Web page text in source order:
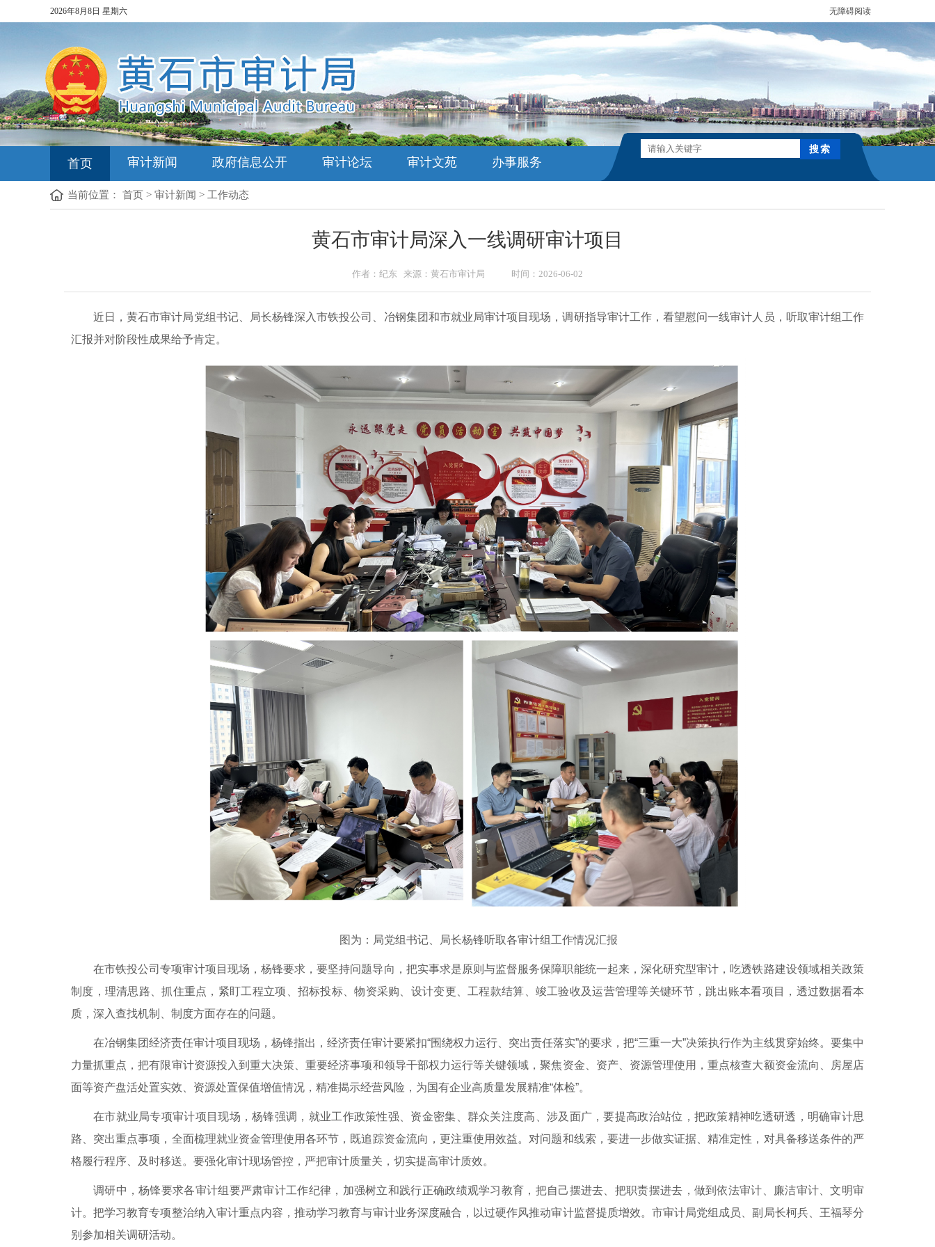
2026年8月8日 星期六 无障碍阅读
首页 审计新闻 政府信息公开 审计论坛 审计文苑 办事服务
当前位置： 首页 > 审计新闻 > 工作动态
黄石市审计局深入一线调研审计项目
作者：纪东 来源：黄石市审计局 时间：2026-06-02
近日，黄石市审计局党组书记、局长杨锋深入市铁投公司、冶钢集团和市就业局审计项目现场，调研指导审计工作，看望慰问一线审计人员，听取审计组工作
汇报并对阶段性成果给予肯定。
图为：局党组书记、局长杨锋听取各审计组工作情况汇报
在市铁投公司专项审计项目现场，杨锋要求，要坚持问题导向，把实事求是原则与监督服务保障职能统一起来，深化研究型审计，吃透铁路建设领域相关政策
制度，理清思路、抓住重点，紧盯工程立项、招标投标、物资采购、设计变更、工程款结算、竣工验收及运营管理等关键环节，跳出账本看项目，透过数据看本
质，深入查找机制、制度方面存在的问题。
在冶钢集团经济责任审计项目现场，杨锋指出，经济责任审计要紧扣“围绕权力运行、突出责任落实”的要求，把“三重一大”决策执行作为主线贯穿始终。要集中
力量抓重点，把有限审计资源投入到重大决策、重要经济事项和领导干部权力运行等关键领域，聚焦资金、资产、资源管理使用，重点核查大额资金流向、房屋店
面等资产盘活处置实效、资源处置保值增值情况，精准揭示经营风险，为国有企业高质量发展精准“体检”。
在市就业局专项审计项目现场，杨锋强调，就业工作政策性强、资金密集、群众关注度高、涉及面广，要提高政治站位，把政策精神吃透研透，明确审计思
路、突出重点事项，全面梳理就业资金管理使用各环节，既追踪资金流向，更注重使用效益。对问题和线索，要进一步做实证据、精准定性，对具备移送条件的严
格履行程序、及时移送。要强化审计现场管控，严把审计质量关，切实提高审计质效。
调研中，杨锋要求各审计组要严肃审计工作纪律，加强树立和践行正确政绩观学习教育，把自己摆进去、把职责摆进去，做到依法审计、廉洁审计、文明审
计。把学习教育专项整治纳入审计重点内容，推动学习教育与审计业务深度融合，以过硬作风推动审计监督提质增效。市审计局党组成员、副局长柯兵、王福琴分
别参加相关调研活动。